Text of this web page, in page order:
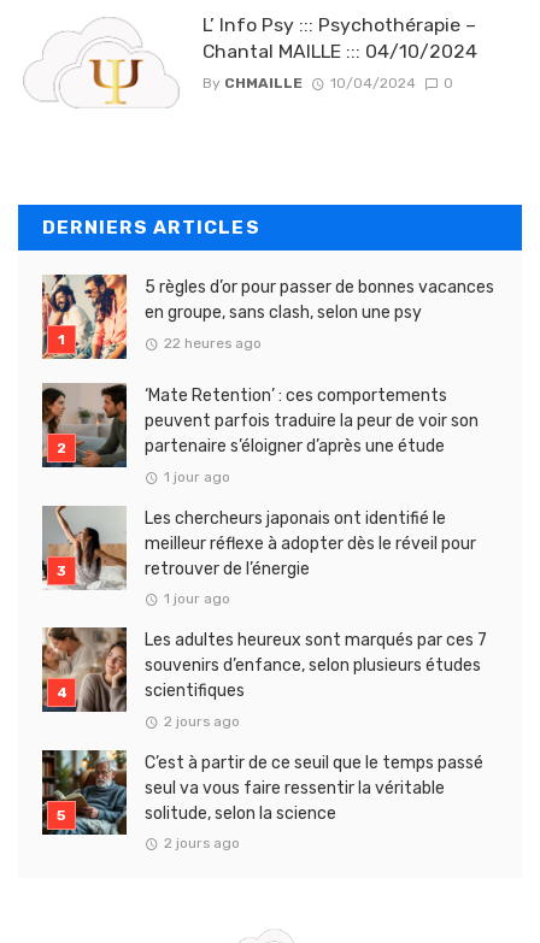
L’ Info Psy ::: Psychothérapie –
Chantal MAILLE ::: 04/10/2024
By CHMAILLE 10/04/2024 0
DERNIERS ARTICLES
5 règles d’or pour passer de bonnes vacances
en groupe, sans clash, selon une psy
22 heures ago
‘Mate Retention’ : ces comportements
peuvent parfois traduire la peur de voir son
partenaire s’éloigner d’après une étude
1 jour ago
Les chercheurs japonais ont identifié le
meilleur réflexe à adopter dès le réveil pour
retrouver de l’énergie
1 jour ago
Les adultes heureux sont marqués par ces 7
souvenirs d’enfance, selon plusieurs études
scientifiques
2 jours ago
C’est à partir de ce seuil que le temps passé
seul va vous faire ressentir la véritable
solitude, selon la science
2 jours ago